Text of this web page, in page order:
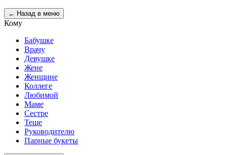
← Назад в меню
Кому
Бабушке
Врачу
Девушке
Жене
Женщине
Коллеге
Любимой
Маме
Сестре
Теще
Руководителю
Парные букеты